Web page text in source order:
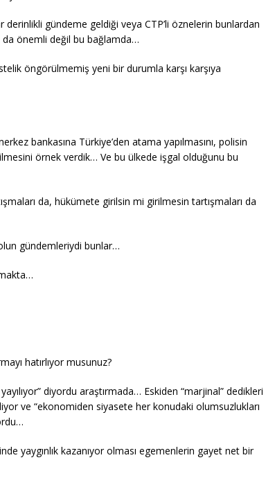
gündeme geldiği veya CTP’li öznelerin bunlardan
önemli değil bu bağlamda…
öngörülmemiş yeni bir durumla karşı karşıya
bankasına Türkiye’den atama yapılmasını, polisin
örnek verdik… Ve bu ülkede işgal olduğunu bu
da, hükümete girilsin mi girilmesin tartışmaları da
gündemleriydi bunlar…
hatırlıyor musunuz?
yayılıyor” diyordu araştırmada… Eskiden “marjinal” dedikleri
ve “ekonomiden siyasete her konudaki olumsuzlukları
yaygınlık kazanıyor olması egemenlerin gayet net bir